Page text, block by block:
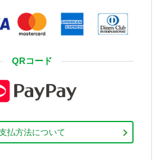
QRコード
払方法について